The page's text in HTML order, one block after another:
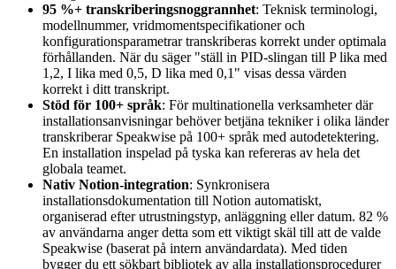
95 %+ transkriberingsnoggrannhet: Teknisk terminologi,
modellnummer, vridmomentspecifikationer och
konfigurationsparametrar transkriberas korrekt under optimala
förhållanden. När du säger "ställ in PID-slingan till P lika med
1,2, I lika med 0,5, D lika med 0,1" visas dessa värden
korrekt i ditt transkript.
Stöd för 100+ språk: För multinationella verksamheter där
installationsanvisningar behöver betjäna tekniker i olika länder
transkriberar Speakwise på 100+ språk med autodetektering.
En installation inspelad på tyska kan refereras av hela det
globala teamet.
Nativ Notion-integration: Synkronisera
installationsdokumentation till Notion automatiskt,
organiserad efter utrustningstyp, anläggning eller datum. 82 %
av användarna anger detta som ett viktigt skäl till att de valde
Speakwise (baserat på intern användardata). Med tiden
bygger du ett sökbart bibliotek av alla installationsprocedurer